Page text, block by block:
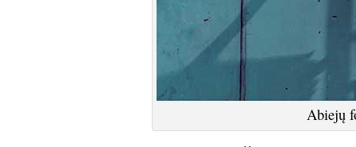
Abiejų